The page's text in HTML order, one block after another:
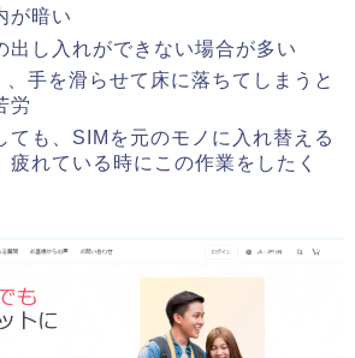
が暗い
出し入れができない場合が多い
、手を滑らせて床に落ちてしまうと
労
ても、SIMを元のモノに入れ替える
疲れている時にこの作業をしたく